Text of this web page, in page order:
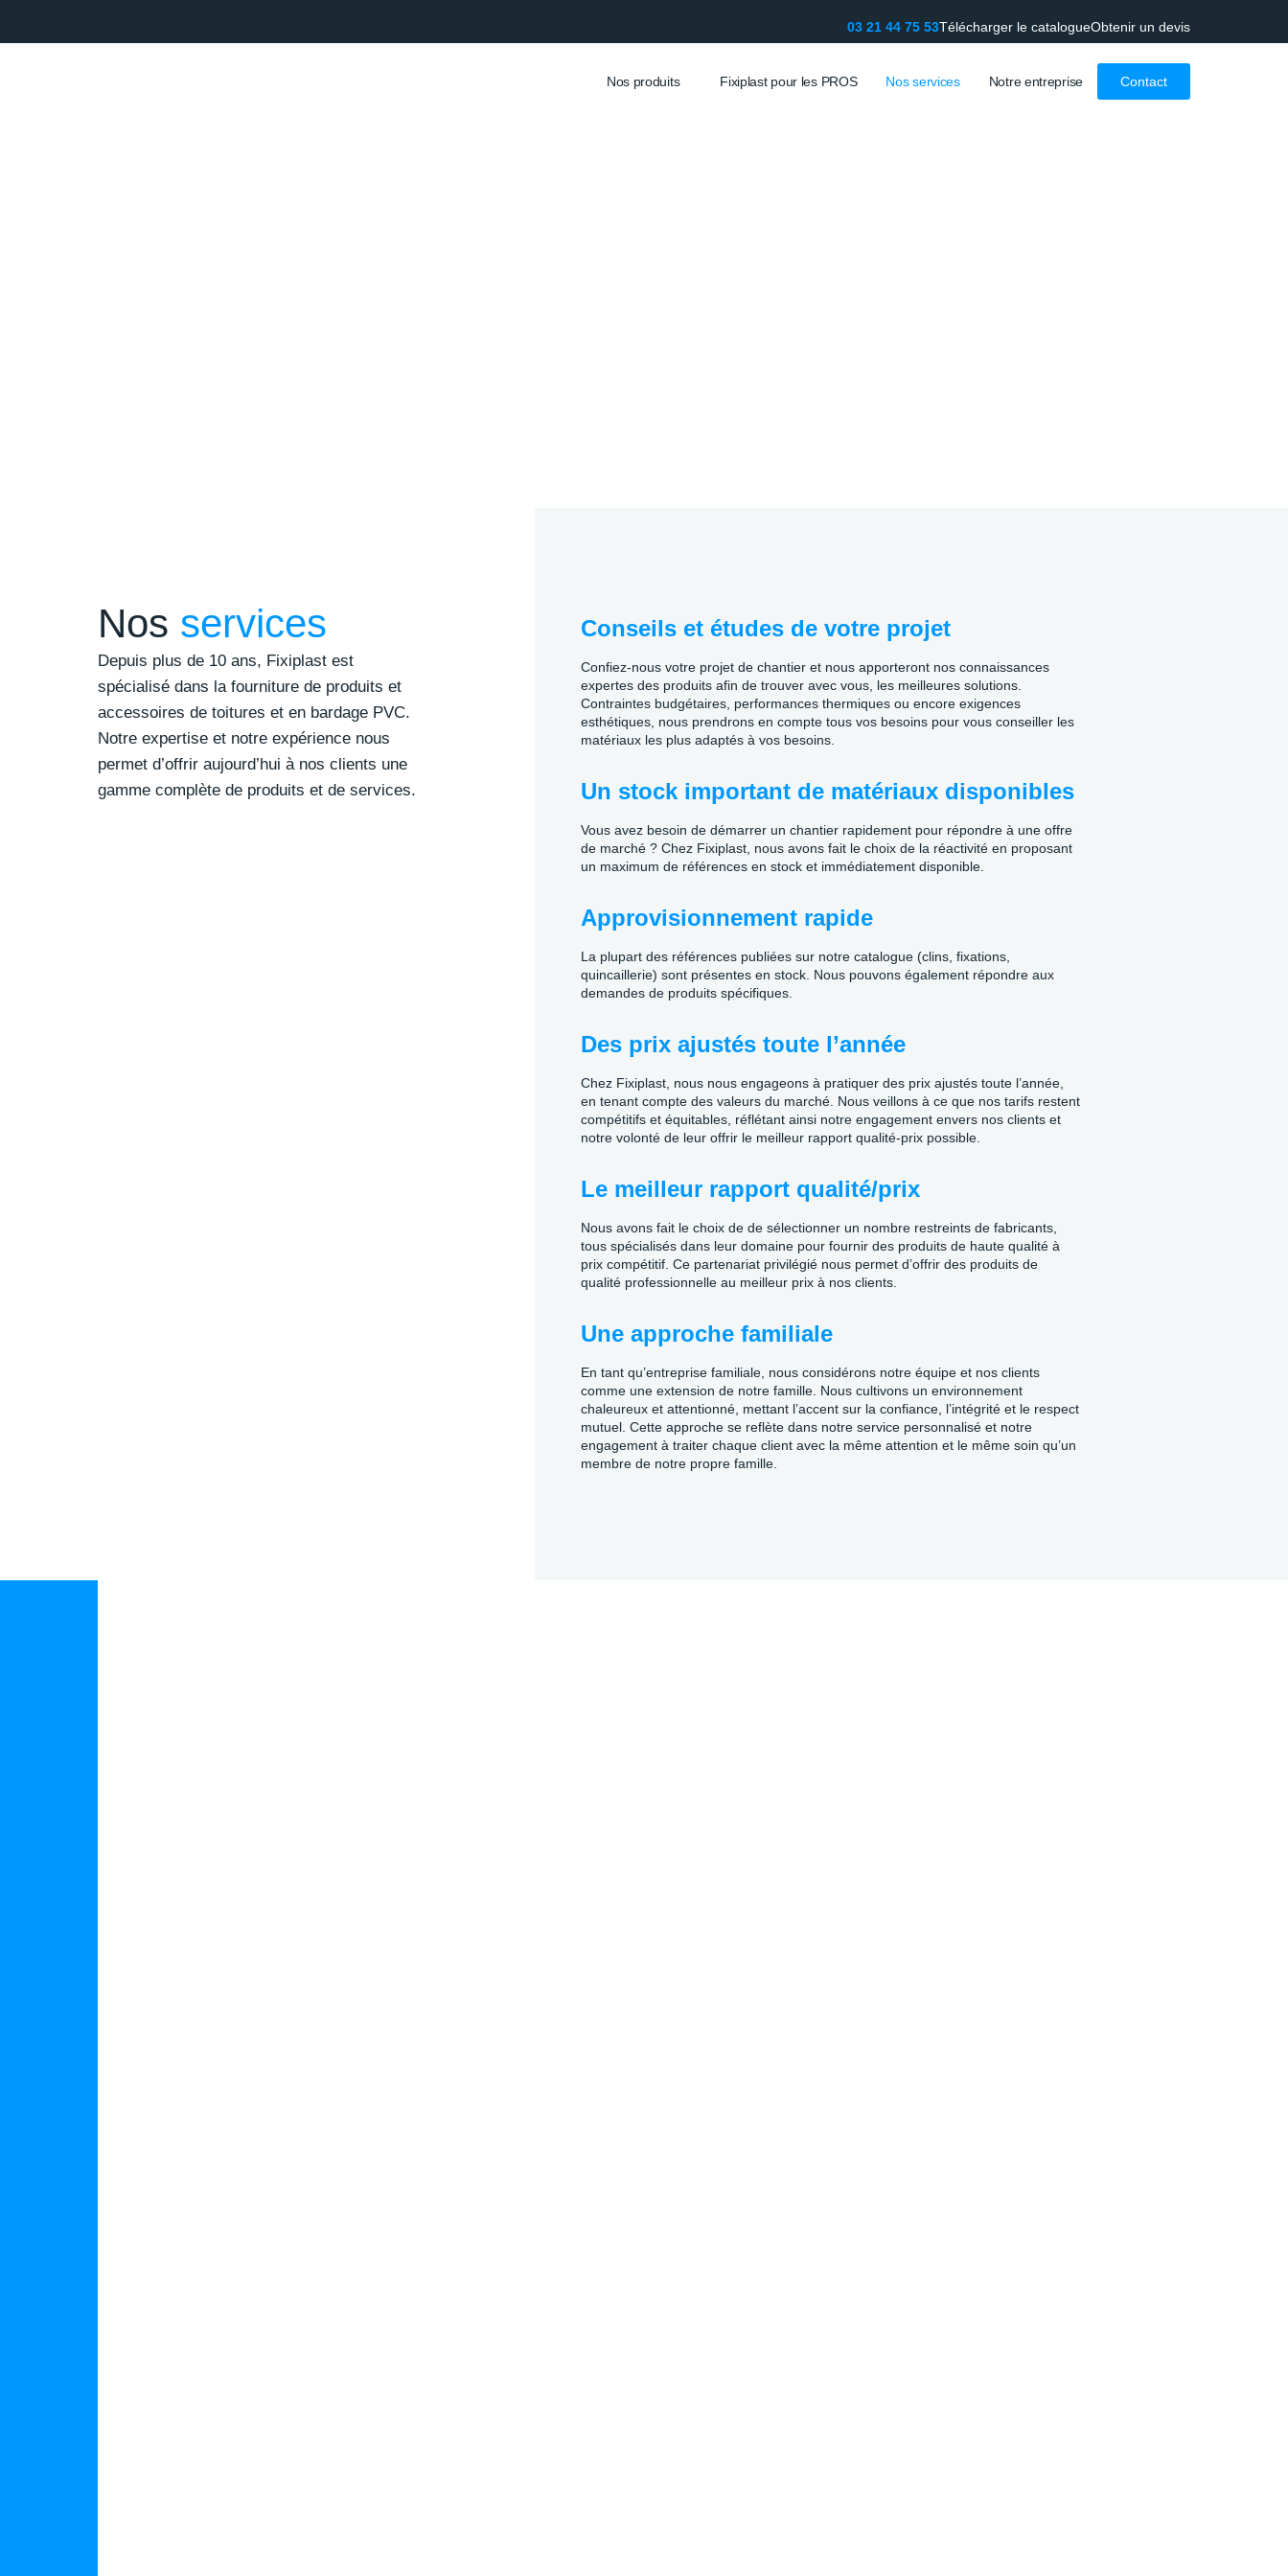
03 21 44 75 53Télécharger le catalogueObtenir un devis
Nos produits Fixiplast pour les PROS Nos services Notre entreprise Contact
Nos services
Depuis plus de 10 ans, Fixiplast est
spécialisé dans la fourniture de produits et
accessoires de toitures et en bardage PVC.
Notre expertise et notre expérience nous
permet d’offrir aujourd’hui à nos clients une
gamme complète de produits et de services.
Conseils et études de votre projet
Confiez-nous votre projet de chantier et nous apporteront nos connaissances
expertes des produits afin de trouver avec vous, les meilleures solutions.
Contraintes budgétaires, performances thermiques ou encore exigences
esthétiques, nous prendrons en compte tous vos besoins pour vous conseiller les
matériaux les plus adaptés à vos besoins.
Un stock important de matériaux disponibles
Vous avez besoin de démarrer un chantier rapidement pour répondre à une offre
de marché ? Chez Fixiplast, nous avons fait le choix de la réactivité en proposant
un maximum de références en stock et immédiatement disponible.
Approvisionnement rapide
La plupart des références publiées sur notre catalogue (clins, fixations,
quincaillerie) sont présentes en stock. Nous pouvons également répondre aux
demandes de produits spécifiques.
Des prix ajustés toute l’année
Chez Fixiplast, nous nous engageons à pratiquer des prix ajustés toute l’année,
en tenant compte des valeurs du marché. Nous veillons à ce que nos tarifs restent
compétitifs et équitables, réflétant ainsi notre engagement envers nos clients et
notre volonté de leur offrir le meilleur rapport qualité-prix possible.
Le meilleur rapport qualité/prix
Nous avons fait le choix de de sélectionner un nombre restreints de fabricants,
tous spécialisés dans leur domaine pour fournir des produits de haute qualité à
prix compétitif. Ce partenariat privilégié nous permet d’offrir des produits de
qualité professionnelle au meilleur prix à nos clients.
Une approche familiale
En tant qu’entreprise familiale, nous considérons notre équipe et nos clients
comme une extension de notre famille. Nous cultivons un environnement
chaleureux et attentionné, mettant l’accent sur la confiance, l’intégrité et le respect
mutuel. Cette approche se reflète dans notre service personnalisé et notre
engagement à traiter chaque client avec la même attention et le même soin qu’un
membre de notre propre famille.